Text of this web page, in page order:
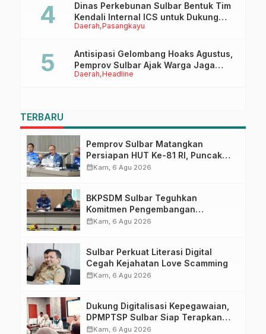
Daerah Pasangkayu
Dinas Perkebunan Sulbar Bentuk Tim
Kendali Internal ICS untuk Dukung
Sertifikasi ISPO Pekebun di
Daerah Headline
Antisipasi Gelombang Hoaks Agustus,
Pemprov Sulbar Ajak Warga Jaga
Ruang Digital
TERBARU
Pemprov Sulbar Matangkan
Persiapan HUT Ke-81 RI, Puncak
Upacara di Lapangan Ahmad
calendar_monthKam, 6 Agu 2026
BKPSDM Sulbar Teguhkan
Komitmen Pengembangan
Kompetensi ASN melalui
calendar_monthKam, 6 Agu 2026
Sulbar Perkuat Literasi Digital
Cegah Kejahatan Love Scamming
calendar_monthKam, 6 Agu 2026
Dukung Digitalisasi Kepegawaian,
DPMPTSP Sulbar Siap Terapkan
Aplikasi FLEKSI ASN
calendar_monthKam, 6 Agu 2026